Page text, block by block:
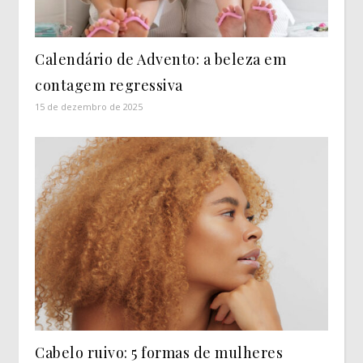
Calendário de Advento: a beleza em
contagem regressiva
15 de dezembro de 2025
Cabelo ruivo: 5 formas de mulheres